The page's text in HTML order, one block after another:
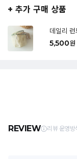
+ 추가 구매 상품
데일리
5,500원